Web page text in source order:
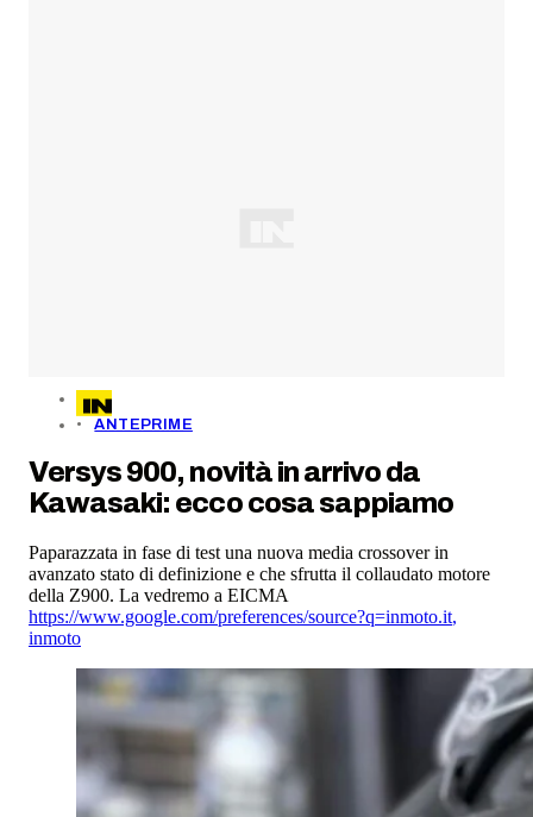
ANTEPRIME
Versys 900, novità in arrivo da
Kawasaki: ecco cosa sappiamo
Paparazzata in fase di test una nuova media crossover in
avanzato stato di definizione e che sfrutta il collaudato motore
della Z900. La vedremo a EICMA
https://www.google.com/preferences/source?q=inmoto.it,
inmoto